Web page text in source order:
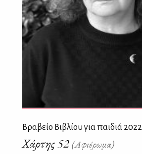
Βραβείο Βιβλίου για παιδιά 2022
Χάρτης 52 (Αφιέρωμα)